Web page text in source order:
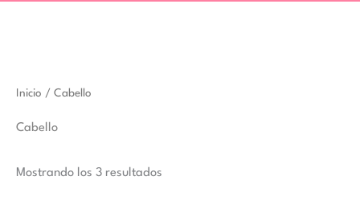
Inicio / Cabello
Cabello
Mostrando los 3 resultados